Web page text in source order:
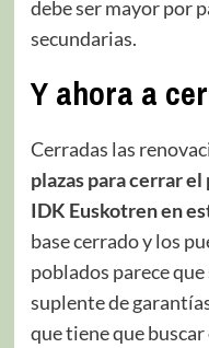
debe ser mayor por
secundarias.
Y ahora a
Cerradas las
plazas para cerrar
IDK Euskotren en
base cerrado y los
poblados parece
suplente de
que tiene que buscar